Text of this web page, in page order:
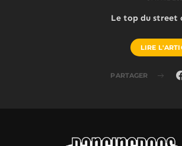
Le top du street
LIRE
PARTAGER